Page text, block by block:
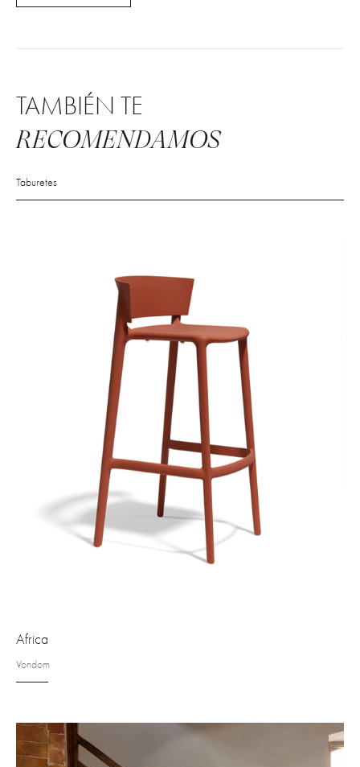
TAMBIÉN TE
RECOMENDAMOS
Taburetes
Africa
Vondom